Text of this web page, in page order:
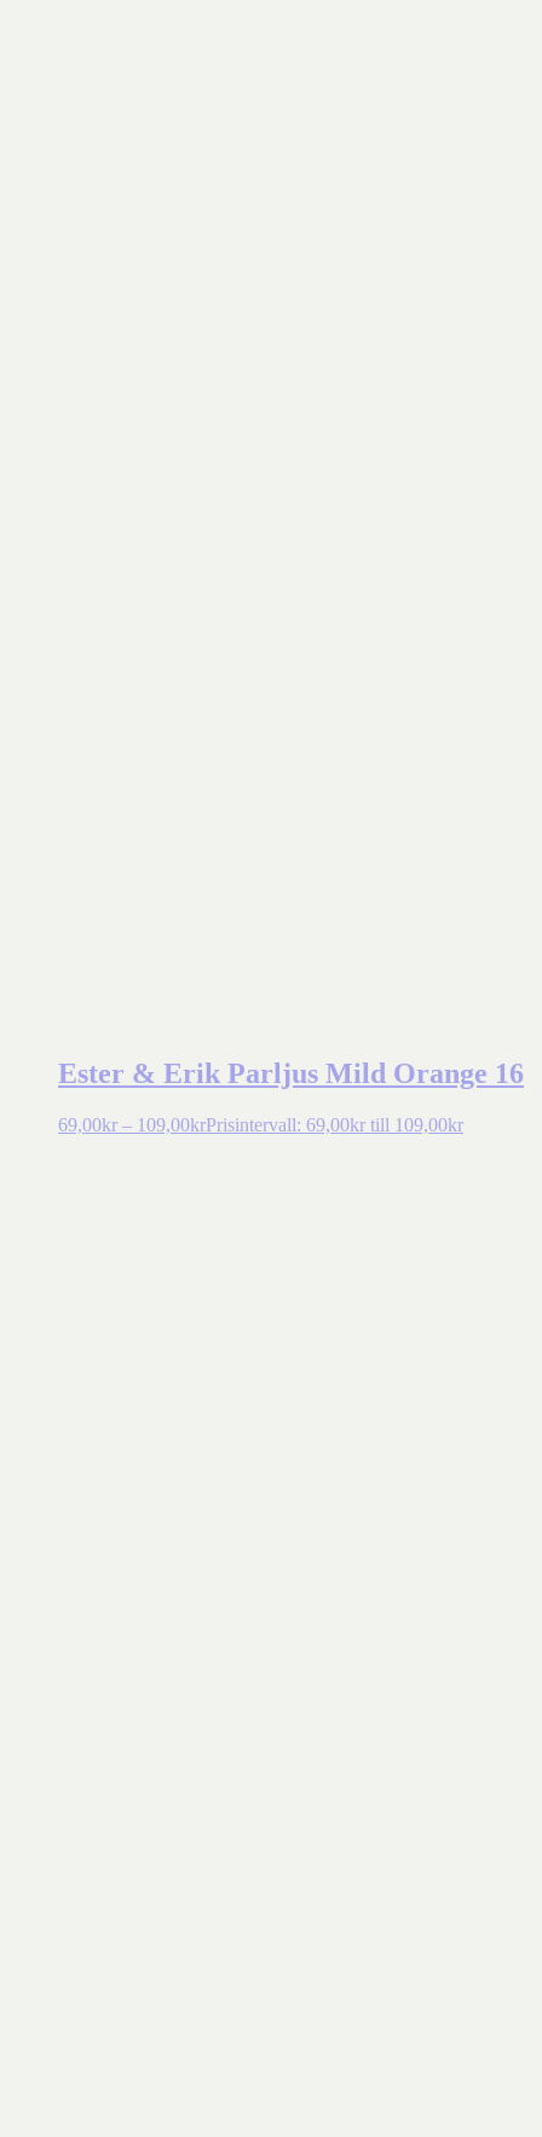
Ester & Erik Parljus Mild Orange 16
69,00kr – 109,00krPrisintervall: 69,00kr till 109,00kr